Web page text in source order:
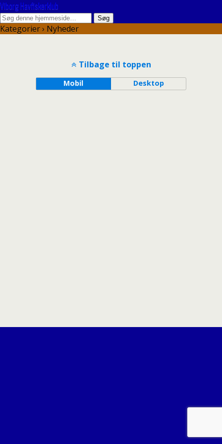
Viborg Havfiskerklub
Kategorier › Nyheder
Tilbage til toppen
Mobil Desktop